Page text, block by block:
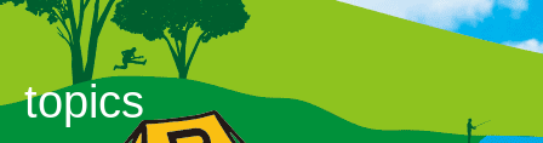
topics
表示：index.php